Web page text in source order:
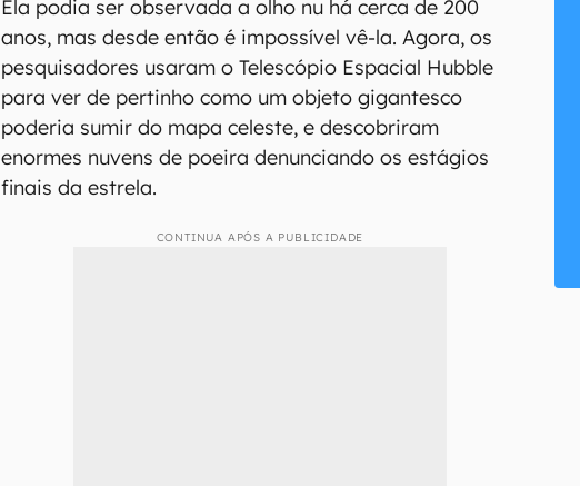
Ela podia ser observada a olho nu há cerca de 200
anos, mas desde então é impossível vê-la. Agora, os
pesquisadores usaram o Telescópio Espacial Hubble
para ver de pertinho como um objeto gigantesco
poderia sumir do mapa celeste, e descobriram
enormes nuvens de poeira denunciando os estágios
finais da estrela.
CONTINUA APÓS A PUBLICIDADE